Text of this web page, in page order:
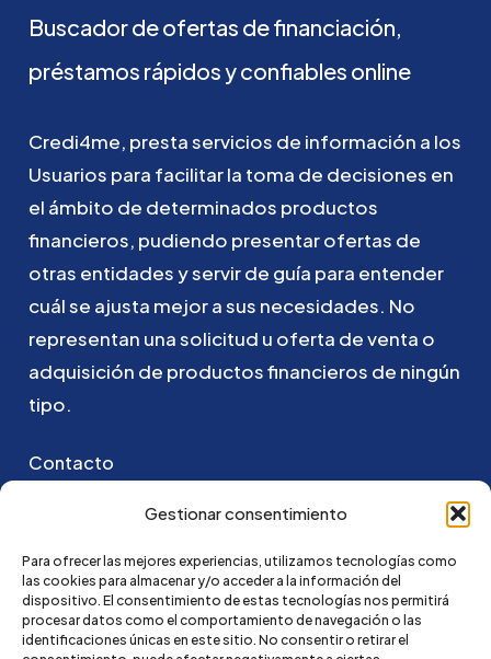
Gestionar consentimiento
Para ofrecer las mejores experiencias, utilizamos tecnologías como
las cookies para almacenar y/o acceder a la información del
dispositivo. El consentimiento de estas tecnologías nos permitirá
procesar datos como el comportamiento de navegación o las
identificaciones únicas en este sitio. No consentir o retirar el
Buscadordeofertas definanciación,
préstamos rápidosyconfiables online
Credi4me, prestaservicios de información a los
Usuarios para facilitarla toma de decisiones en
el ámbito de determinados productos
financieros, pudiendo presentarofertas de
otras entidadesyservirde guía para entender
cuálse ajusta mejorasus necesidades. No
representan unasolicitud u oferta deventa o
adquisición de productosfinancieros de ningún
tipo.
Contacto
Puedes ponerte en contacto con nosotros
hola@credi4me.com